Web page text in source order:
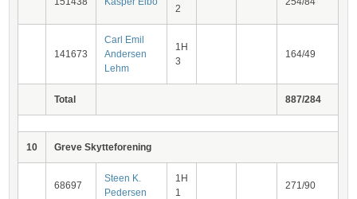
2
141673
Carl Emil
Andersen
Lehm
1H
3
164/49
Total 887/284
10 Greve Skytteforening
68697
Steen K.
Pedersen
1H
1
271/90